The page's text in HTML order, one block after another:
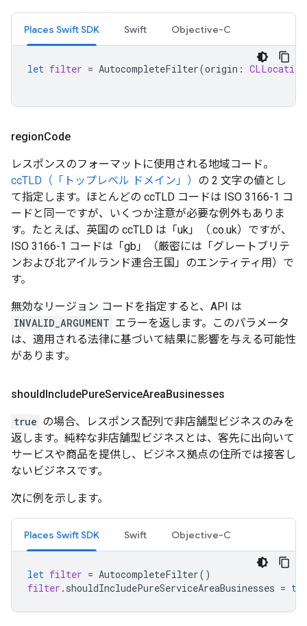
Places Swift SDK Swift Objective-C
let filter = AutocompleteFilter(origin : CLLocation
regionCode
レスポンスのフォーマットに使用される地域コード。
ccTLD（「トップレベル ドメイン」） の 2 文字の値とし
て指定します。ほとんどの ccTLD コードは ISO 3166-1 コ
ードと同一ですが、いくつか注意が必要な例外もありま
す。たとえば、英国の ccTLD は「uk」（.co.uk）ですが、
ISO 3166-1 コードは「gb」（厳密には「グレートブリテ
ンおよび北アイルランド連合王国」のエンティティ用）で
す。
無効なリージョン コードを指定すると、API は
INVALID_ARGUMENT エラーを返します。このパラメータ
は、適用される法律に基づいて結果に影響を与える可能性
があります。
shouldIncludePureServiceAreaBusinesses
true の場合、レスポンス配列で非店舗型ビジネスのみを
返します。純粋な非店舗型ビジネスとは、客先に出向いて
サービスや商品を提供し、ビジネス拠点の住所では接客し
ないビジネスです。
次に例を示します。
Places Swift SDK Swift Objective-C
let filter = AutocompleteFilter()
filter . shouldIncludePureServiceAreaBusinesses =